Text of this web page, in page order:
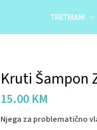
TRETMANI
Kruti Šampon
15.00 KM
Njega za problematično
Kruti
Za
-